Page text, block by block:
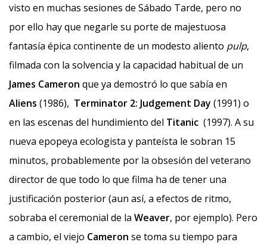
visto en muchas sesiones de Sábado Tarde, pero no
por ello hay que negarle su porte de majestuosa
fantasía épica continente de un modesto aliento pulp,
filmada con la solvencia y la capacidad habitual de un
James Cameron que ya demostró lo que sabía en
Aliens (1986), Terminator 2: Judgement Day (1991) o
en las escenas del hundimiento del Titanic (1997). A su
nueva epopeya ecologista y panteísta le sobran 15
minutos, probablemente por la obsesión del veterano
director de que todo lo que filma ha de tener una
justificación posterior (aun así, a efectos de ritmo,
sobraba el ceremonial de la Weaver, por ejemplo). Pero
a cambio, el viejo Cameron se toma su tiempo para